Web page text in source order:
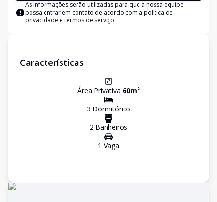
As informações serão utilizadas para que a nossa equipe
possa entrar em contato de acordo com a política de
privacidade e termos de serviço
Características
Área Privativa 60m²
3 Dormitórios
2 Banheiros
1 Vaga